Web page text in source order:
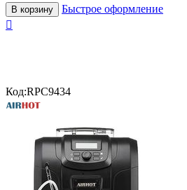
В корзину
Быстрое оформление

Код:RPC9434